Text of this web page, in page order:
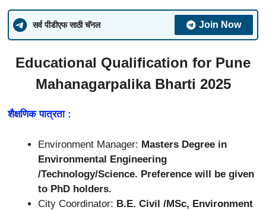
सर्व पीडीएफ साठी चॅनल Join Now
Educational Qualification for Pune
Mahanagarpalika Bharti 2025
शैक्षणिक पात्रता :
Environment Manager: Masters Degree in
Environmental Engineering
/Technology/Science. Preference will be given
to PhD holders.
City Coordinator: B.E. Civil /MSc, Environment